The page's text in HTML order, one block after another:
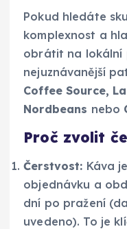
Pokud hledáte
komplexnost a
obrátit na lokální
nejuznávanější
Coffee Source,
Nordbeans nebo
Proč zvolit
Čerstvost: Káva
objednávku a
dní po pražení
uvedeno). To je